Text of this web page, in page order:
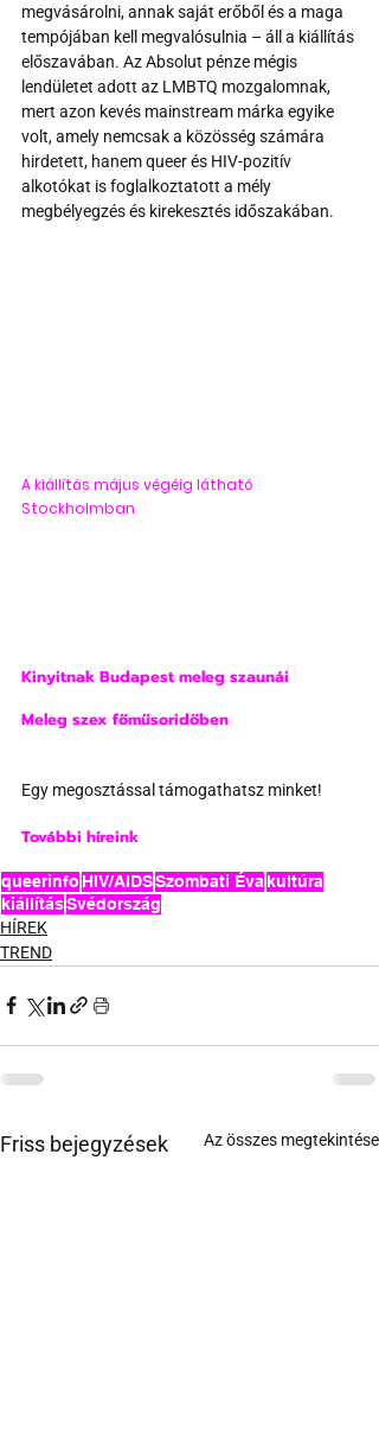
megvásárolni, annak saját erőből és a maga
tempójában kell megvalósulnia – áll a kiállítás
előszavában. Az Absolut pénze mégis
lendületet adott az LMBTQ mozgalomnak,
mert azon kevés mainstream márka egyike
volt, amely nemcsak a közösség számára
hirdetett, hanem queer és HIV-pozitív
alkotókat is foglalkoztatott a mély
megbélyegzés és kirekesztés időszakában.
A kiállítás május végéig látható
Stockholmban
Kinyitnak Budapest meleg szaunái
Meleg szex főműsoridőben
Egy megosztással támogathatsz minket!
További híreink
queerinfo HIV/AIDSSzombati Éva kultúra
kiállításSvédország
HÍREK
TREND
Friss bejegyzések Az összes megtekintése